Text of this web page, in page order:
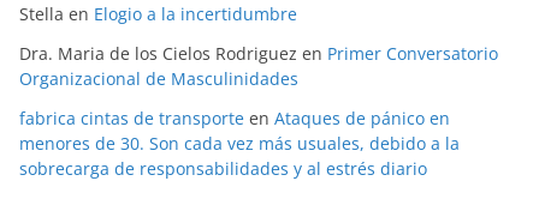
Stella en Elogio a la incertidumbre
Dra. Maria de los Cielos Rodriguez en Primer Conversatorio
Organizacional de Masculinidades
fabrica cintas de transporte en Ataques de pánico en
menores de 30. Son cada vez más usuales, debido a la
sobrecarga de responsabilidades y al estrés diario